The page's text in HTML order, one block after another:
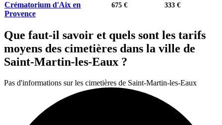
Crématorium d'Aix en
Provence
675 € 333 €
Que faut-il savoir et quels sont les tarifs
moyens des cimetières dans la ville de
Saint-Martin-les-Eaux ?
Pas d'informations sur les cimetières de Saint-Martin-les-Eaux